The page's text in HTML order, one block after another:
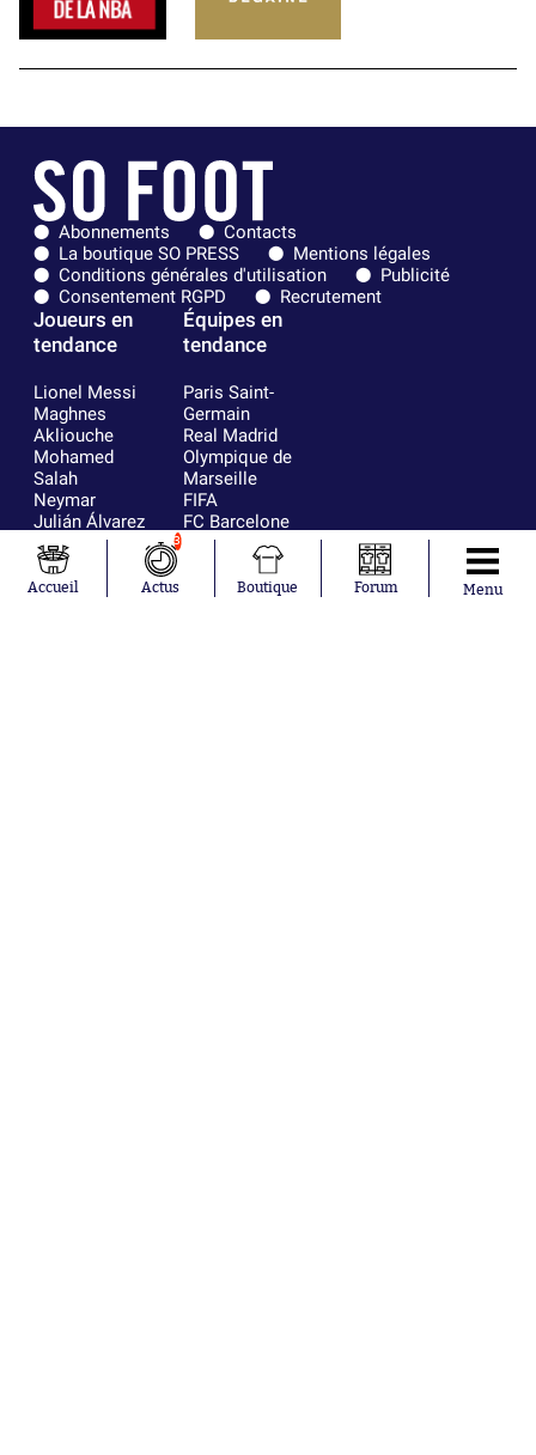
Abonnements
Contacts
La boutique SO PRESS
Mentions légales
Conditions générales d'utilisation
Publicité
Consentement RGPD
Recrutement
Joueurs en
tendance
Lionel Messi
Maghnes
Akliouche
Mohamed
Salah
Neymar
Julián Álvarez
Ferrán Torres
Kilian Corredor
Franco
Équipes en
tendance
Paris Saint-
Germain
Real Madrid
Olympique de
Marseille
FIFA
FC Barcelone
Argentine
Olympique
lyonnais
Accueil
3
Actus Boutique Forum Menu